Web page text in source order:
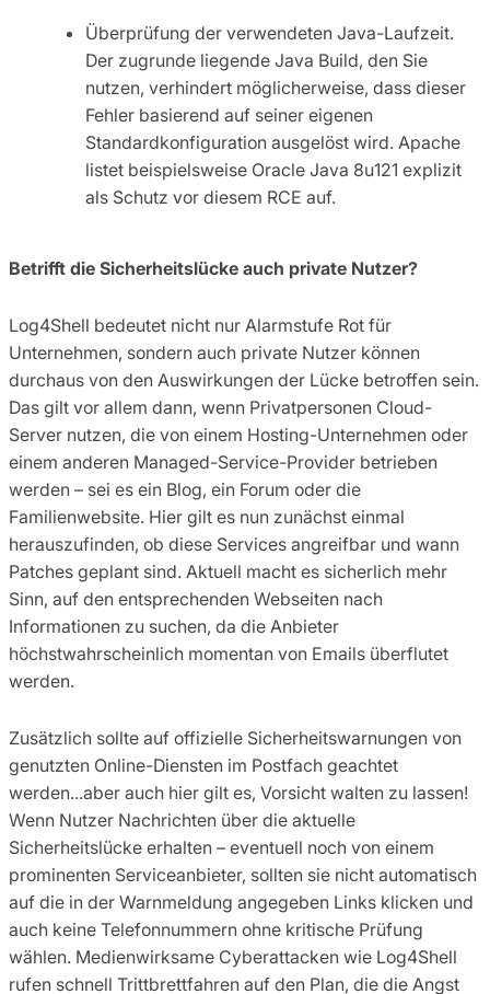
Überprüfung der verwendeten Java-Laufzeit.
Der zugrunde liegende Java Build, den Sie
nutzen, verhindert möglicherweise, dass dieser
Fehler basierend auf seiner eigenen
Standardkonfiguration ausgelöst wird. Apache
listet beispielsweise Oracle Java 8u121 explizit
als Schutz vor diesem RCE auf.
Betrifft die Sicherheitslücke auch private Nutzer?
Log4Shell bedeutet nicht nur Alarmstufe Rot für
Unternehmen, sondern auch private Nutzer können
durchaus von den Auswirkungen der Lücke betroffen sein.
Das gilt vor allem dann, wenn Privatpersonen Cloud-
Server nutzen, die von einem Hosting-Unternehmen oder
einem anderen Managed-Service-Provider betrieben
werden – sei es ein Blog, ein Forum oder die
Familienwebsite. Hier gilt es nun zunächst einmal
herauszufinden, ob diese Services angreifbar und wann
Patches geplant sind. Aktuell macht es sicherlich mehr
Sinn, auf den entsprechenden Webseiten nach
Informationen zu suchen, da die Anbieter
höchstwahrscheinlich momentan von Emails überflutet
werden.
Zusätzlich sollte auf offizielle Sicherheitswarnungen von
genutzten Online-Diensten im Postfach geachtet
werden...aber auch hier gilt es, Vorsicht walten zu lassen!
Wenn Nutzer Nachrichten über die aktuelle
Sicherheitslücke erhalten – eventuell noch von einem
prominenten Serviceanbieter, sollten sie nicht automatisch
auf die in der Warnmeldung angegeben Links klicken und
auch keine Telefonnummern ohne kritische Prüfung
wählen. Medienwirksame Cyberattacken wie Log4Shell
rufen schnell Trittbrettfahren auf den Plan, die die Angst